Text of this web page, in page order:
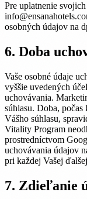
Pre uplatnenie
osobných údajov na
6. Doba
Vaše osobné údaje
vyššie uvedených
uchovávania.
súhlasu. Doba, počas
Vášho súhlasu,
Vitality Program
prostredníctvom
uchovávania údajov
pri každej Vašej
7. Zdieľanie